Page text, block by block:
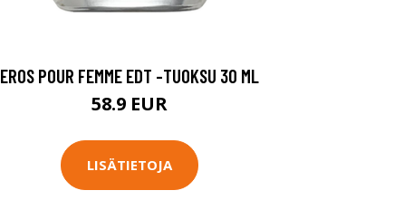
EROS POUR FEMME EDT -TUOKSU 30 ML
58.9 EUR
LISÄTIETOJA